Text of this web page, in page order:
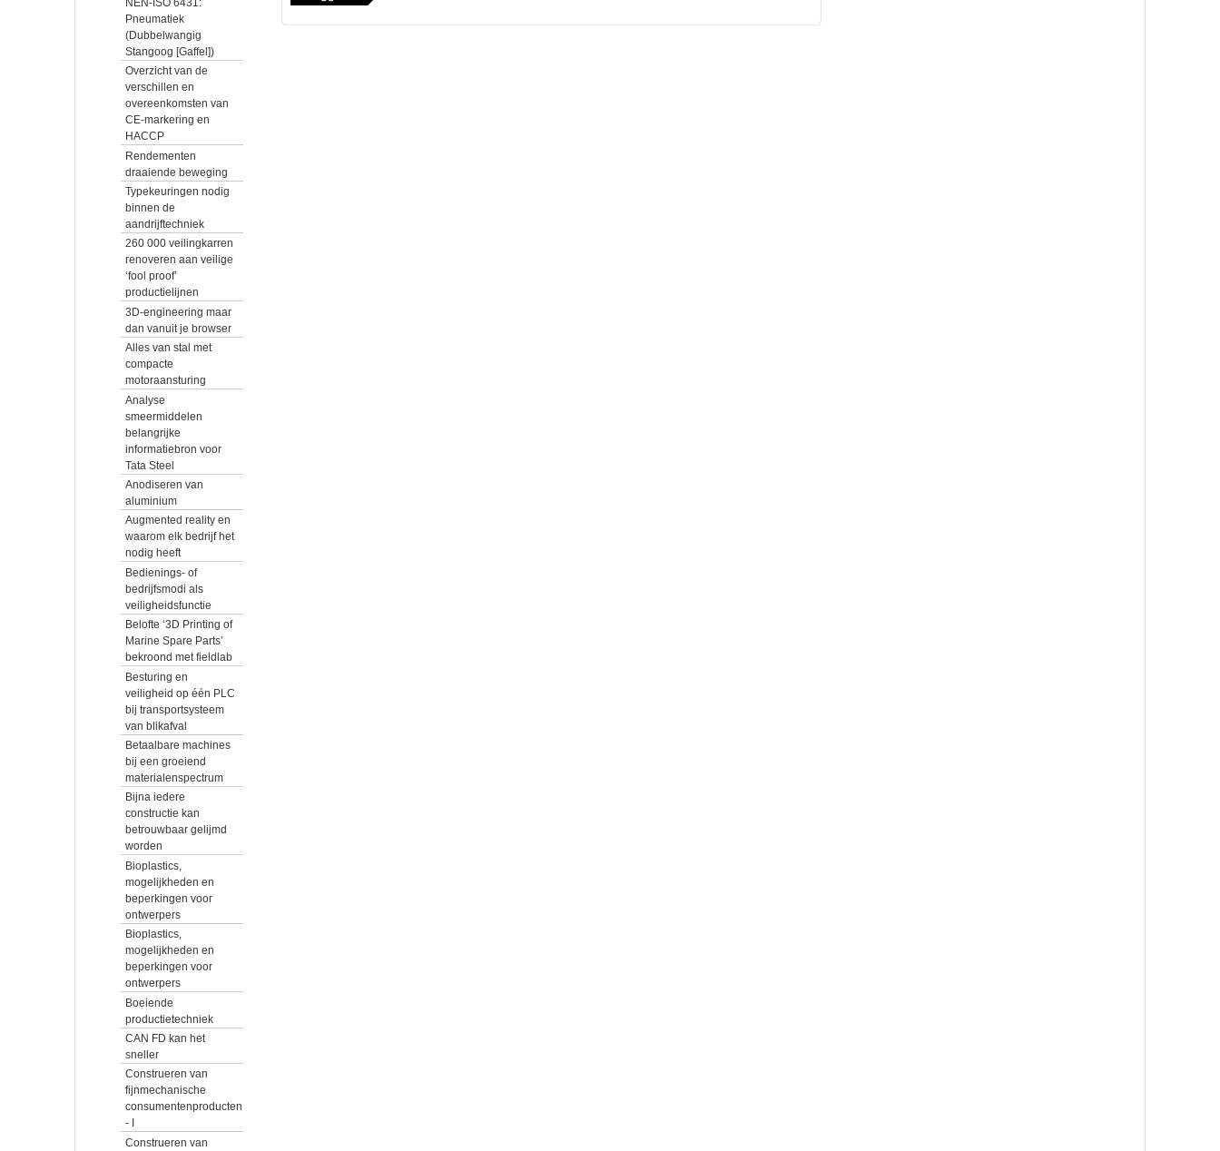
NEN-ISO 6431:
Pneumatiek
(Dubbelwangig
Stangoog [Gaffel])
Overzicht van de
verschillen en
overeenkomsten van
CE-markering en
HACCP
Rendementen
draaiende beweging
Typekeuringen nodig
binnen de
aandrijftechniek
260 000 veilingkarren
renoveren aan veilige
‘fool proof’
productielijnen
3D-engineering maar
dan vanuit je browser
Alles van stal met
compacte
motoraansturing
Analyse
smeermiddelen
belangrijke
informatiebron voor
Tata Steel
Anodiseren van
aluminium
Augmented reality en
waarom elk bedrijf het
nodig heeft
Bedienings- of
bedrijfsmodi als
veiligheidsfunctie
Belofte ‘3D Printing of
Marine Spare Parts’
bekroond met fieldlab
Besturing en
veiligheid op één PLC
bij transportsysteem
van blikafval
Betaalbare machines
bij een groeiend
materialenspectrum
Bijna iedere
constructie kan
betrouwbaar gelijmd
worden
Bioplastics,
mogelijkheden en
beperkingen voor
ontwerpers
Bioplastics,
mogelijkheden en
beperkingen voor
ontwerpers
Boeiende
productietechniek
CAN FD kan het
sneller
Construeren van
fijnmechanische
consumentenproducten
- I
Construeren van